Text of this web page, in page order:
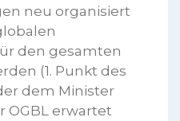
neu organisiert
den gesamten
(1. Punkt des
dem Minister
OGBL erwartet